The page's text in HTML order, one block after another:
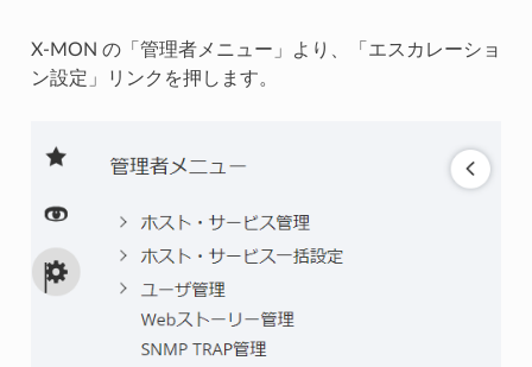
X-MON の「管理者メニュー」より、「エスカレーショ
ン設定」リンクを押します。